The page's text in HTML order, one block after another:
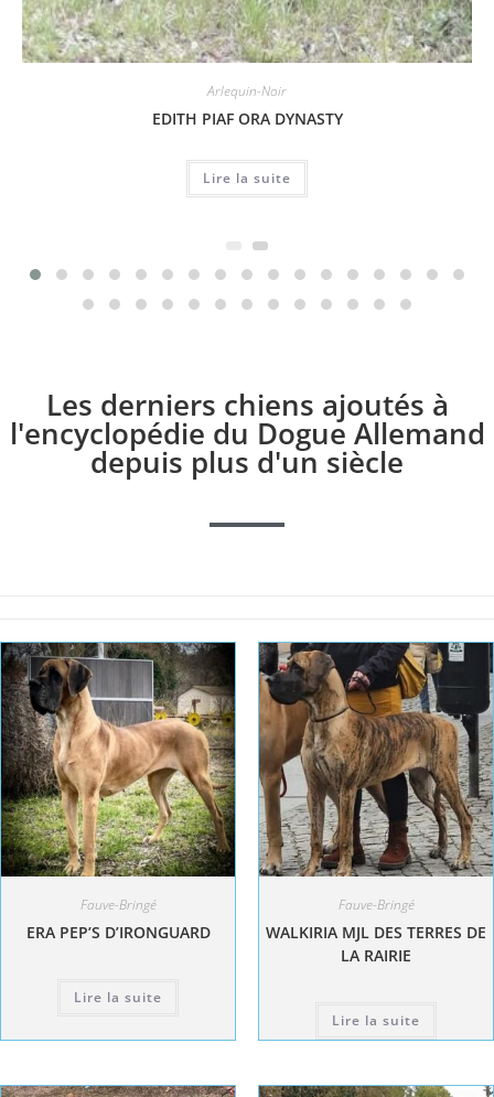
Arlequin-Noir
EDITH PIAF ORA DYNASTY
Lire la suite
Les derniers chiens ajoutés à
l'encyclopédie du Dogue Allemand
depuis plus d'un siècle
Fauve-Bringé
ERA PEP’S D’IRONGUARD
Lire la suite
Fauve-Bringé
WALKIRIA MJL DES TERRES DE
LA RAIRIE
Lire la suite